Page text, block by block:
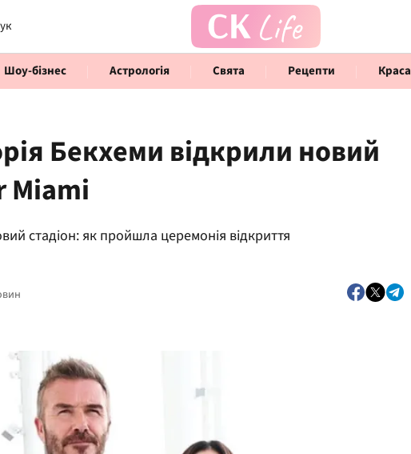
Шоу-бізнес Астрологія Свята Рецепти Краса
Бекхеми відкрили новий
Miami
стадіон: як пройшла церемонія відкриття